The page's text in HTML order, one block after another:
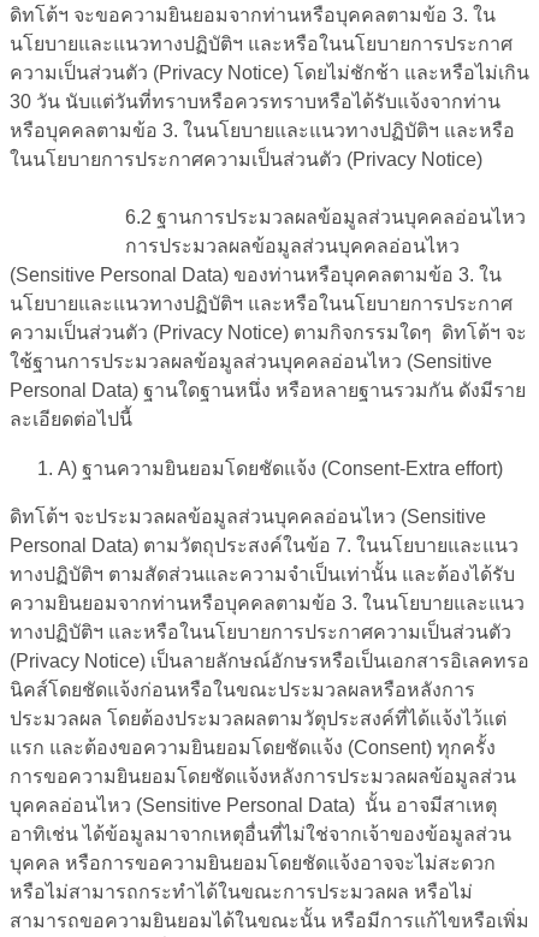
ดิทโต้ฯ จะขอความยินยอมจากท่านหรือบุคคลตามข้อ 3. ใน
นโยบายและแนวทางปฏิบัติฯ และหรือในนโยบายการประกาศ
ความเป็นส่วนตัว (Privacy Notice) โดยไม่ชักช้า และหรือไม่เกิน
30 วัน นับแต่วันที่ทราบหรือควรทราบหรือได้รับแจ้งจากท่าน
หรือบุคคลตามข้อ 3. ในนโยบายและแนวทางปฏิบัติฯ และหรือ
ในนโยบายการประกาศความเป็นส่วนตัว (Privacy Notice)
6.2 ฐานการประมวลผลข้อมูลส่วนบุคคลอ่อนไหว
การประมวลผลข้อมูลส่วนบุคคลอ่อนไหว
(Sensitive Personal Data) ของท่านหรือบุคคลตามข้อ 3. ใน
นโยบายและแนวทางปฏิบัติฯ และหรือในนโยบายการประกาศ
ความเป็นส่วนตัว (Privacy Notice) ตามกิจกรรมใดๆ ดิทโต้ฯ จะ
ใช้ฐานการประมวลผลข้อมูลส่วนบุคคลอ่อนไหว (Sensitive
Personal Data) ฐานใดฐานหนึ่ง หรือหลายฐานรวมกัน ดังมีราย
ละเอียดต่อไปนี้
A) ฐานความยินยอมโดยชัดแจ้ง (Consent-Extra effort)
ดิทโต้ฯ จะประมวลผลข้อมูลส่วนบุคคลอ่อนไหว (Sensitive
Personal Data) ตามวัตถุประสงค์ในข้อ 7. ในนโยบายและแนว
ทางปฏิบัติฯ ตามสัดส่วนและความจำเป็นเท่านั้น และต้องได้รับ
ความยินยอมจากท่านหรือบุคคลตามข้อ 3. ในนโยบายและแนว
ทางปฏิบัติฯ และหรือในนโยบายการประกาศความเป็นส่วนตัว
(Privacy Notice) เป็นลายลักษณ์อักษรหรือเป็นเอกสารอิเลคทรอ
นิคส์โดยชัดแจ้งก่อนหรือในขณะประมวลผลหรือหลังการ
ประมวลผล โดยต้องประมวลผลตามวัตุประสงค์ที่ได้แจ้งไว้แต่
แรก และต้องขอความยินยอมโดยชัดแจ้ง (Consent) ทุกครั้ง
การขอความยินยอมโดยชัดแจ้งหลังการประมวลผลข้อมูลส่วน
บุคคลอ่อนไหว (Sensitive Personal Data) นั้น อาจมีสาเหตุ
อาทิเช่น ได้ข้อมูลมาจากเหตุอื่นที่ไม่ใช่จากเจ้าของข้อมูลส่วน
บุคคล หรือการขอความยินยอมโดยชัดแจ้งอาจจะไม่สะดวก
หรือไม่สามารถกระทำได้ในขณะการประมวลผล หรือไม่
สามารถขอความยินยอมได้ในขณะนั้น หรือมีการแก้ไขหรือเพิ่ม